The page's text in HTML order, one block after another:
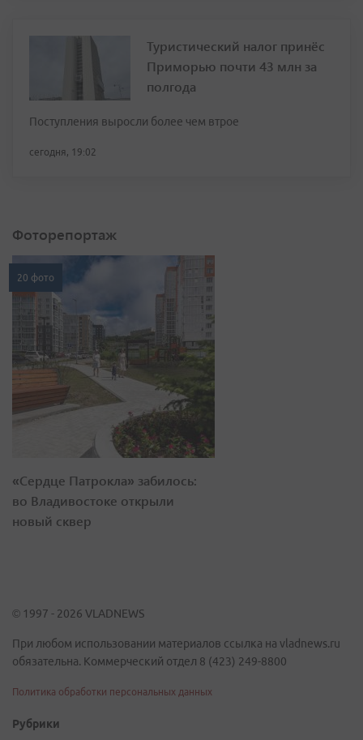
Туристический налог принёс
Приморью почти 43 млн за
полгода
Поступления выросли более чем втрое
сегодня, 19:02
Фоторепортаж
20 фото
«Сердце Патрокла» забилось:
во Владивостоке открыли
новый сквер
© 1997 - 2026 VLADNEWS
При любом использовании материалов ссылка на vladnews.ru
обязательна. Коммерческий отдел 8 (423) 249-8800
Политика обработки персональных данных
Рубрики